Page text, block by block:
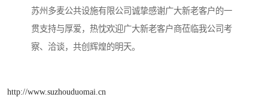
苏州多麦公共设施有限公司诚挚感谢广大新老客户的一
贯支持与厚爱，热忱欢迎广大新老客户商莅临我公司考
察、洽谈，共创辉煌的明天。
http://www.suzhouduomai.cn